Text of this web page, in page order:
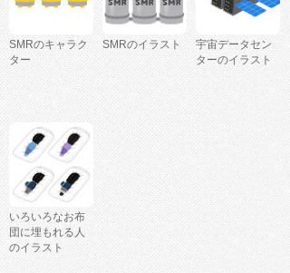
SMRのキャラク
ター
SMRのイラスト
宇宙データセン
ターのイラスト
いろいろなお布
団に埋もれる人
のイラスト